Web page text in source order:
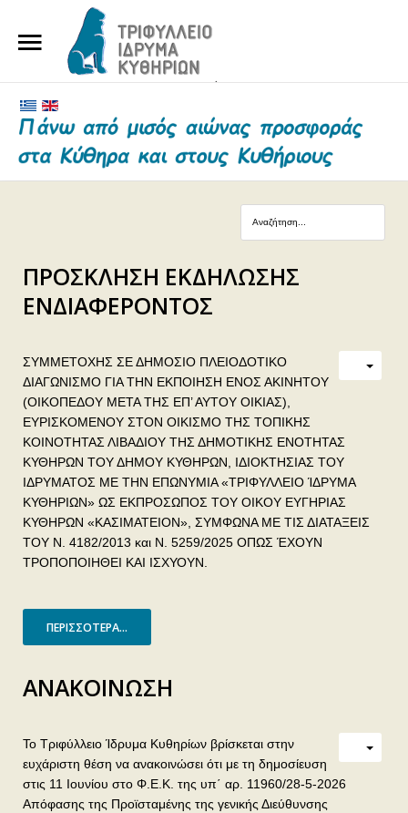
ΤΟ ΙΔΡΥΜΑ
ΕΥΕΡΓΕΤΕΣ ΚΑΙ ΔΩΡΗΤΕΣ
ΕΠΙΚΟΙΝΩΝΙΑ
ΠΡΟΣΚΛΗΣΗ ΕΚΔΗΛΩΣΗΣ
ΕΝΔΙΑΦΕΡΟΝΤΟΣ
ΣΥΜΜΕΤΟΧΗΣ ΣΕ ΔΗΜΟΣΙΟ ΠΛΕΙΟΔΟΤΙΚΟ
ΔΙΑΓΩΝΙΣΜΟ ΓΙΑ ΤΗΝ ΕΚΠΟΙΗΣΗ ΕΝΟΣ ΑΚΙΝΗΤΟΥ
(ΟΙΚΟΠΕΔΟΥ ΜΕΤΑ ΤΗΣ ΕΠ’ ΑΥΤΟΥ ΟΙΚΙΑΣ),
ΕΥΡΙΣΚΟΜΕΝΟΥ ΣΤΟΝ ΟΙΚΙΣΜΟ ΤΗΣ ΤΟΠΙΚΗΣ
ΚΟΙΝΟΤΗΤΑΣ ΛΙΒΑΔΙΟΥ ΤΗΣ ΔΗΜΟΤΙΚΗΣ ΕΝΟΤΗΤΑΣ
ΚΥΘΗΡΩΝ ΤΟΥ ΔΗΜΟΥ ΚΥΘΗΡΩΝ, ΙΔΙΟΚΤΗΣΙΑΣ ΤΟΥ
ΙΔΡΥΜΑΤΟΣ ΜΕ ΤΗΝ ΕΠΩΝΥΜΙΑ «ΤΡΙΦΥΛΛΕΙΟ ΊΔΡΥΜΑ
ΚΥΘΗΡΙΩΝ» ΩΣ ΕΚΠΡΟΣΩΠΟΣ ΤΟΥ ΟΙΚΟΥ ΕΥΓΗΡΙΑΣ
ΚΥΘΗΡΩΝ «ΚΑΣΙΜΑΤΕΙΟΝ», ΣΥΜΦΩΝΑ ΜΕ ΤΙΣ ΔΙΑΤΑΞΕΙΣ
ΤΟΥ Ν. 4182/2013 και Ν. 5259/2025 ΟΠΩΣ ΈΧΟΥΝ
ΤΡΟΠΟΠΟΙΗΘΕΙ ΚΑΙ ΙΣΧΥΟΥΝ.
ΠΕΡΙΣΣΌΤΕΡΑ...
ΑΝΑΚΟΙΝΩΣΗ
Το Τριφύλλειο Ίδρυμα Κυθηρίων βρίσκεται στην
ευχάριστη θέση να ανακοινώσει ότι με τη δημοσίευση
στις 11 Ιουνίου στο Φ.Ε.Κ. της υπ΄ αρ. 11960/28-5-2026
Απόφασης της Προϊσταμένης της γενικής Διεύθυνσης